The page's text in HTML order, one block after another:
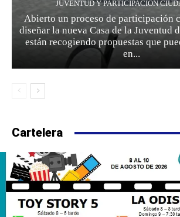
JUVENTUD Y PARTICIPACIÓN
Abierto un proceso de participación
diseñar la nueva Casa de la Juventud
están recogiendo propuestas que
en...
Cartelera